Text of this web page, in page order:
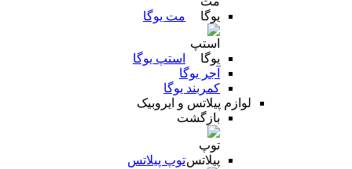
مت یوگا
استپ یوگا
آجر یوگا
کمربند یوگا
لوازم پیلاتس و ایروبیک
بازگشت
توپ پیلاتس